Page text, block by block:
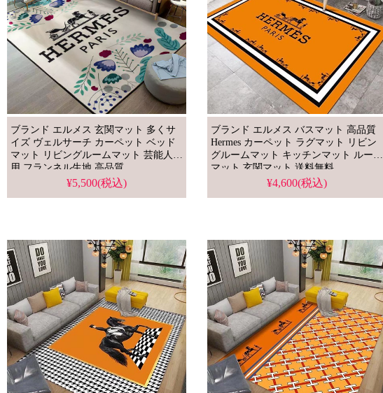
ブランド エルメス 玄関マット 多くサ
イズ ヴェルサーチ カーペット ベッド
マット リビングルームマット 芸能人愛
用 フランネル生地 高品質
¥5,500(税込)
ブランド エルメス バスマット 高品質
Hermes カーペット ラグマット リビン
グルームマット キッチンマット ルーム
マット 玄関マット 送料無料
¥4,600(税込)